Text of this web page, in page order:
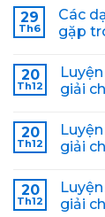
29
Th6
Các
gặp
20
Th12
giải
20
Th12
giải
20
Th12
giải